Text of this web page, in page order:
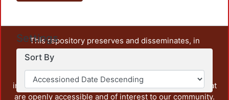
Settings
Sort By
This repository preserves and disseminates, in
unrestricted open access, the teaching and research
output of UAM Azcapotzalco. It also includes some
administrative and graphic documents from the
institution, as well as content from other institutions that
are openly accessible and of interest to our community.